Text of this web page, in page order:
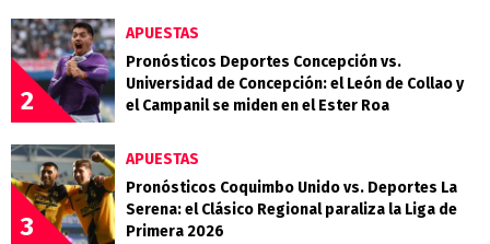
2
APUESTAS
Pronósticos Deportes Concepción vs.
Universidad de Concepción: el León de Collao y
el Campanil se miden en el Ester Roa
3
APUESTAS
Pronósticos Coquimbo Unido vs. Deportes La
Serena: el Clásico Regional paraliza la Liga de
Primera 2026